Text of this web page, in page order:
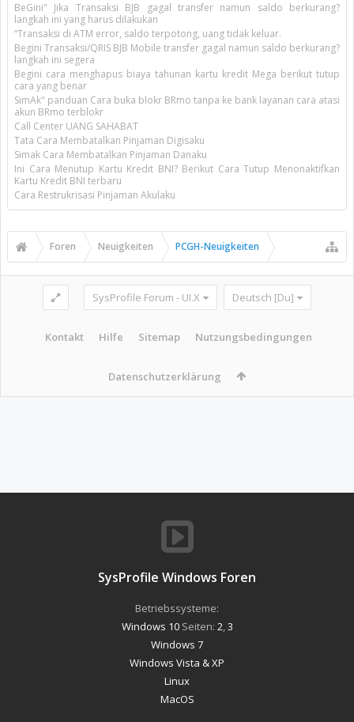
BeGini" Jika Transaksi BJB gagal transfer namun saldo berkurang?
langkah ini yang harus dilakukan
“Transaksi di ATM error, saldo terpotong, uang tidak keluar.
Begini Transaksi/QRIS BJB Mobile transfer gagal namun saldo berkurang?
langkah ini segera
Begini cara menghapus biaya tahunan kartu kredit Mega berikut tutup
cara yang benar
SimAk" panduan Cara buka blokr BRmo tanpa ke bank layanan cara atasi
akun BRmo terblokr
Call Center UANG SAHABAT
Tata Cara Membatalkan Pinjaman Digisaku
Simak Cara Membatalkan Pinjaman Danaku
Ini Cara Menutup Kartu Kredit BNI? Berikut Cara Tutup Menonaktifkan
Kartu Kredit BNI terbaru
Cara Restrukrisasi Pinjaman Akulaku
Foren Neuigkeiten PCGH-Neuigkeiten
SysProfile Forum - UI.X Deutsch [Du]
Kontakt Hilfe Sitemap Nutzungsbedingungen
Datenschutzerklärung
SysProfile Windows Foren
Betriebssysteme:
Windows 10Seiten: 2 3
Windows 7
Windows Vista & XP
Linux
MacOS